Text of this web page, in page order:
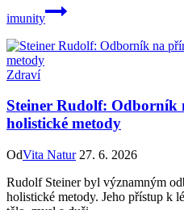
imunity
Zdraví
Steiner Rudolf: Odborník
holistické metody
OdVita Natur 27. 6. 2026
Rudolf Steiner byl významným
holistické metody. Jeho přístup k